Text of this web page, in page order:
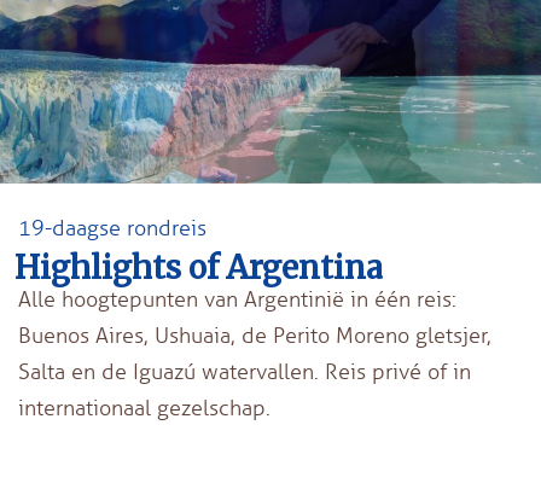
19-daagse rondreis
Highlights of Argentina
Alle hoogtepunten van Argentinië in één reis:
Buenos Aires, Ushuaia, de Perito Moreno gletsjer,
Salta en de Iguazú watervallen. Reis privé of in
internationaal gezelschap.